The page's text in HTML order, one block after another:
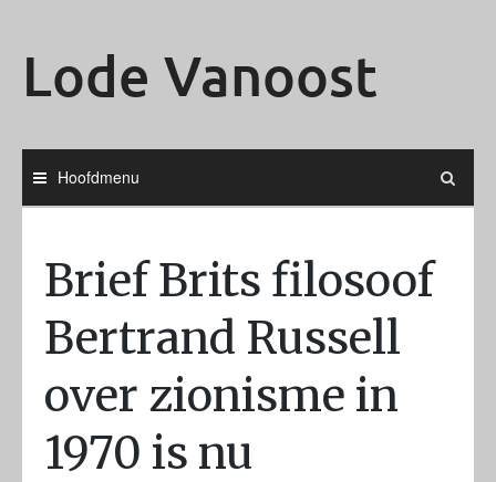
Lode Vanoost
Hoofdmenu
Brief Brits filosoof
Bertrand Russell
over zionisme in
1970 is nu